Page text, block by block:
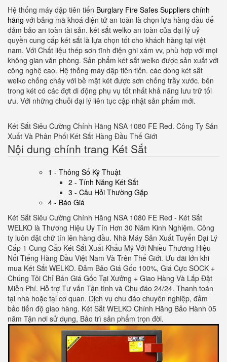
Hệ thống máy dập tiên tiến Burglary Fire Safes Suppliers chính
hãng với bảng mã khoá điện tử an toàn là chọn lựa hàng đầu để
đảm bảo an toàn tài sản. két sắt welko an toàn của đại lý uỷ
quyền cung cấp két sắt là lựa chọn tốt cho khách hàng tại việt
nam. Với Chất liệu thép sơn tĩnh điện ghi xám vv, phù hợp với mọi
không gian văn phòng. Sản phẩm két sắt welko được sản xuất với
công nghệ cao. Hệ thống máy dập tiên tiến. các dòng két sắt
welko chống cháy với bề mặt két được sơn chống trầy xước. bên
trong két có các đợt di động phụ vụ tốt nhất khả năng lưu trữ tối
ưu. Với những chuỗi đại lý liên tục cập nhật sản phẩm mới.
Két Sắt Siêu Cường Chính Hãng NSA 1080 FE Red. Công Ty Sản
Xuất Và Phân Phối Két Sắt Hàng Đầu Thế Giới
Nội dung chính trang Két Sắt
1 - Thông Số Kỹ Thuật
2 - Tính Năng Két Sắt
3 - Câu Hỏi Thường Gặp
4 - Báo Giá
Két Sắt Siêu Cường Chính Hãng NSA 1080 FE Red - Két Sắt
WELKO là Thương Hiệu Uy Tín Hơn 30 Năm Kinh Nghiệm. Công
ty luôn đặt chữ tín lên hàng đầu. Nhà Máy Sản Xuất Tuyển Đại Lý
Cấp 1 Cung Cấp Két Sắt Xuất Khẩu Mỹ Với Nhiều Thương Hiệu
Nổi Tiếng Hàng Đầu Việt Nam Và Trên Thế Giới. Ưu đãi lớn khi
mua Két Sắt WELKO. Đảm Bảo Giá Gốc 100%, Giá Cực SOCK +
Chúng Tôi Chỉ Bán Giá Gốc Tại Xưởng + Giao Hàng Và Lắp Đặt
Miễn Phí. Hỗ trợ Tư vấn Tận tình và Chu đáo 24/24. Thanh toán
tại nhà hoặc tại cơ quan. Dịch vụ chu đáo chuyên nghiệp, đảm
bảo tiến độ giao hàng. Két Sắt WELKO Chính Hãng Bảo Hành 05
năm Tận nơi sử dụng, Bảo trì sản phẩm trọn đời.